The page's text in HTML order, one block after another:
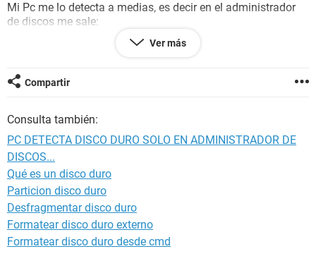
Mi Pc me lo detecta a medias, es decir en el administrador
de discos me sale:
Volumen: G ( dicen que en caso que no se tenga se le
Tipo: Básico.
Sistema de archivos: (en blanco)
Capacidad: 931. 48 GB
Espacio Libre: 931.48 gb
% libre : 100 %
Tolerancia a errores: No
Exceso: 0
En mi pc no me lo muestra hasta que no entro al
administrador de discos y cuando lo detecta obviamente no
deja abrirlo....
Ver más
Compartir
Consulta también:
PC DETECTA DISCO DURO SOLO EN ADMINISTRADOR DE
DISCOS...
Qué es un disco duro
Particion disco duro
Desfragmentar disco duro
Formatear disco duro externo
Formatear disco duro desde cmd